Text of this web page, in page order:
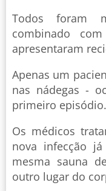
Todos foram
combinado
apresentaram
Apenas um
nas nádegas -
primeiro episódio.
Os médicos
nova infecção
mesma sauna
outro lugar do